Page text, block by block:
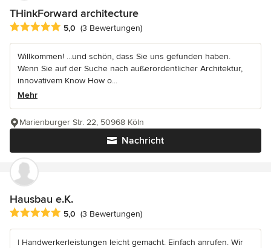
THinkForward architecture
Durchschnittliche Bewertung: 5 von 5 Sternen
5,0 (3 Bewertungen)
Willkommen! ...und schön, dass Sie uns gefunden haben.
Wenn Sie auf der Suche nach außerordentlicher Architektur,
innovativem Know How o...
Mehr
Nachricht
Marienburger Str. 22, 50968 Köln
Hausbau e.K.
Durchschnittliche Bewertung: 5 von 5 Sternen
5,0 (3 Bewertungen)
| Handwerkerleistungen leicht gemacht. Einfach anrufen. Wir